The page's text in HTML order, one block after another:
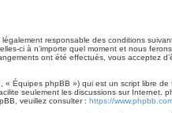
responsable des conditions
ci à n’importe quel moment et nous
ont été effectués, vous acceptez
Équipes phpBB ») qui est un script libre de
seulement les discussions sur Internet.
veuillez consulter : https://